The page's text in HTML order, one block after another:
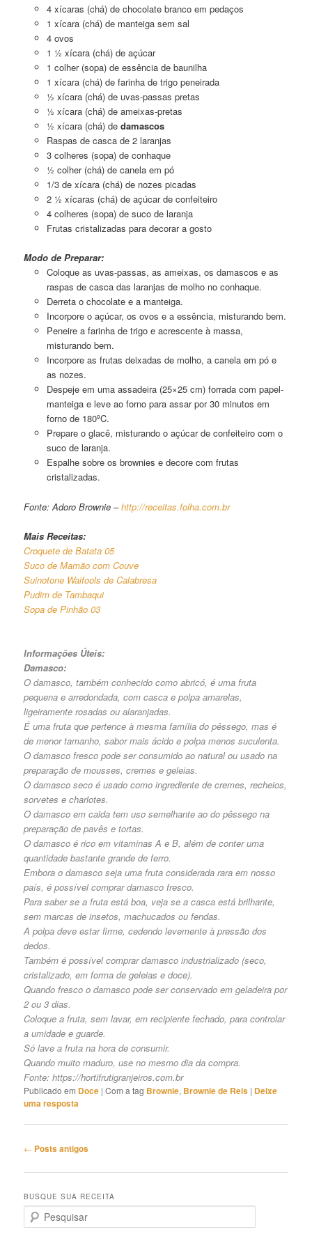
4 xícaras (chá) de chocolate branco em pedaços
1 xícara (chá) de manteiga sem sal
4 ovos
1 ½ xícara (chá) de açúcar
1 colher (sopa) de essência de baunilha
1 xícara (chá) de farinha de trigo peneirada
½ xícara (chá) de uvas-passas pretas
½ xícara (chá) de ameixas-pretas
½ xícara (chá) de damascos
Raspas de casca de 2 laranjas
3 colheres (sopa) de conhaque
½ colher (chá) de canela em pó
1/3 de xícara (chá) de nozes picadas
2 ½ xícaras (chá) de açúcar de confeiteiro
4 colheres (sopa) de suco de laranja
Frutas cristalizadas para decorar a gosto
Modo de Preparar:
Coloque as uvas-passas, as ameixas, os damascos e as
raspas de casca das laranjas de molho no conhaque.
Derreta o chocolate e a manteiga.
Incorpore o açúcar, os ovos e a essência, misturando bem.
Peneire a farinha de trigo e acrescente à massa,
misturando bem.
Incorpore as frutas deixadas de molho, a canela em pó e
as nozes.
Despeje em uma assadeira (25×25 cm) forrada com papel-
manteiga e leve ao forno para assar por 30 minutos em
forno de 180ºC.
Prepare o glacê, misturando o açúcar de confeiteiro com o
suco de laranja.
Espalhe sobre os brownies e decore com frutas
cristalizadas.
Fonte: Adoro Brownie –http://receitas.folha.com.br
Mais Receitas:
Croquete de Batata 05
Suco de Mamão com Couve
Suinotone Waifools de Calabresa
Pudim de Tambaqui
Sopa de Pinhão 03
Informações Úteis:
Damasco:
O damasco, também conhecido como abricó, é uma fruta
pequena e arredondada, com casca e polpa amarelas,
ligeiramente rosadas ou alaranjadas.
É uma fruta que pertence à mesma família do pêssego, mas é
de menor tamanho, sabor mais ácido e polpa menos suculenta.
O damasco fresco pode ser consumido ao natural ou usado na
preparação de mousses, cremes e geleias.
O damasco seco é usado como ingrediente de cremes, recheios,
sorvetes e charlotes.
O damasco em calda tem uso semelhante ao do pêssego na
preparação de pavês e tortas.
O damasco é rico em vitaminas A e B, além de conter uma
quantidade bastante grande de ferro.
Embora o damasco seja uma fruta considerada rara em nosso
país, é possível comprar damasco fresco.
Para saber se a fruta está boa, veja se a casca está brilhante,
sem marcas de insetos, machucados ou fendas.
A polpa deve estar firme, cedendo levemente à pressão dos
dedos.
Também é possível comprar damasco industrializado (seco,
cristalizado, em forma de geleias e doce).
Quando fresco o damasco pode ser conservado em geladeira por
2 ou 3 dias.
Coloque a fruta, sem lavar, em recipiente fechado, para controlar
a umidade e guarde.
Só lave a fruta na hora de consumir.
Quando muito maduro, use no mesmo dia da compra.
Fonte:https://hortifrutigranjeiros.com.br
Publicado em Doce |Com a tag Brownie, Brownie de Reis | Deixe
uma resposta
Navegação
posts
← Posts antigos
BUSQUE SUA RECEITA
e